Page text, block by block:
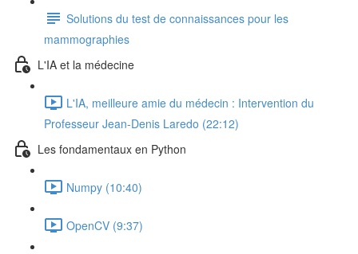
Solutions du test de connaissances pour les
mammographies
L'IA et la médecine
L'IA, meilleure amie du médecin : Intervention du
Professeur Jean-Denis Laredo (22:12)
Les fondamentaux en Python
Numpy (10:40)
OpenCV (9:37)